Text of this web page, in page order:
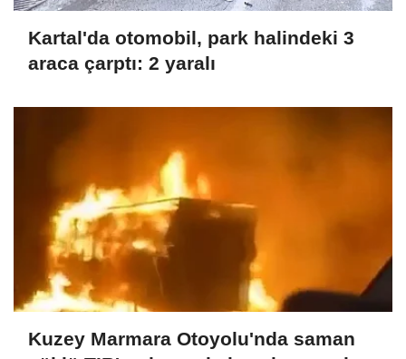
Kartal'da otomobil, park halindeki 3
araca çarptı: 2 yaralı
Kuzey Marmara Otoyolu'nda saman